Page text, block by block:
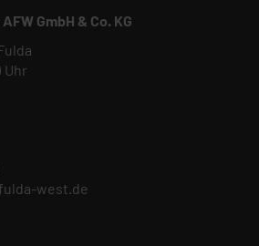
GmbH & Co. KG
Uhr
west.de